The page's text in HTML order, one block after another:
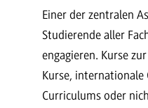
Einer der zentralen
Studierende aller
engagieren. Kurse
Kurse, internationale
Curriculums oder